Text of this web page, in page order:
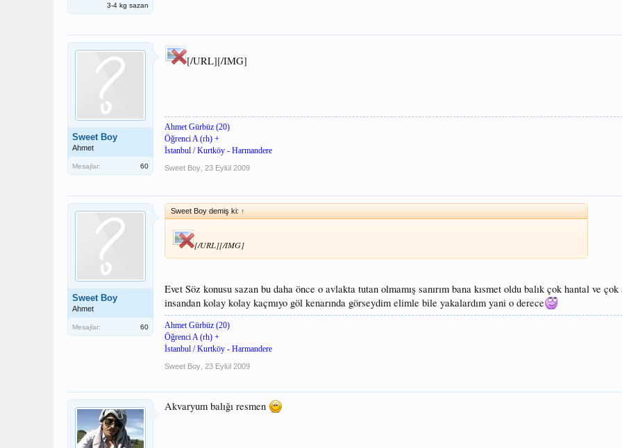
3-4 kg sazan
Sweet Boy
Ahmet
Mesajlar: 60
[/URL][/IMG]
Ahmet Gürbüz (20)
Öğrenci A (rh) +
İstanbul / Kurtköy - Harmandere
Sweet Boy 23 Eylül 2009
Sweet Boy
Ahmet
Mesajlar: 60
Sweet Boy demiş ki: ↑
[/URL][/IMG]
Evet Söz konusu sazan bu daha önce o avlakta tutan olmamış sanırım bana kısmet oldu balık çok hantal ve çok
insandan kolay kolay kaçmıyo göl kenarında görseydim elimle bile yakalardım yani o derece
Ahmet Gürbüz (20)
Öğrenci A (rh) +
İstanbul / Kurtköy - Harmandere
Sweet Boy 23 Eylül 2009
Akvaryum balığı resmen